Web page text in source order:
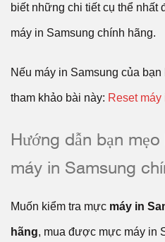
biết những chi tiết cụ thể nhất
máy in Samsung chính hãng.
Nếu máy in Samsung của
tham khảo bài này: Reset
Hướng dẫn bạn
máy in Samsung
Muốn kiểm tra mực máy in
hãng, mua được mực máy in